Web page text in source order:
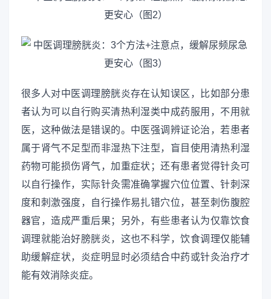
很多人对中医调理膀胱炎存在认知误区，比如部分患
者认为可以自行购买清热利湿类中成药服用，不用就
医，这种做法是错误的。中医强调辨证论治，若患者
属于肾气不足型而非湿热下注型，盲目使用清热利湿
药物可能损伤肾气，加重症状；还有患者觉得针灸可
以自行操作，实际针灸需准确掌握穴位位置、针刺深
度和刺激强度，自行操作易扎错穴位，甚至刺伤腹腔
器官，造成严重后果；另外，有些患者认为仅靠饮食
调理就能治好膀胱炎，这也不科学，饮食调理仅能辅
助缓解症状，炎症明显时必须结合中药或针灸治疗才
能有效消除炎症。